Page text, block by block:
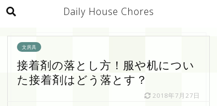
Daily House Chores
文房具
接着剤の落とし方！服や机につい
た接着剤はどう落とす？
2018年7月27日